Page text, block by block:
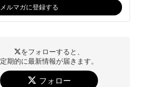
をフォローすると、
定期的に最新情報が届きます。
フォロー